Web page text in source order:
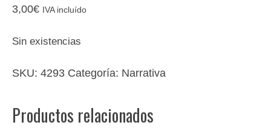
3,00€ IVA incluído
Sin existencias
SKU: 4293 Categoría: Narrativa
Productos relacionados